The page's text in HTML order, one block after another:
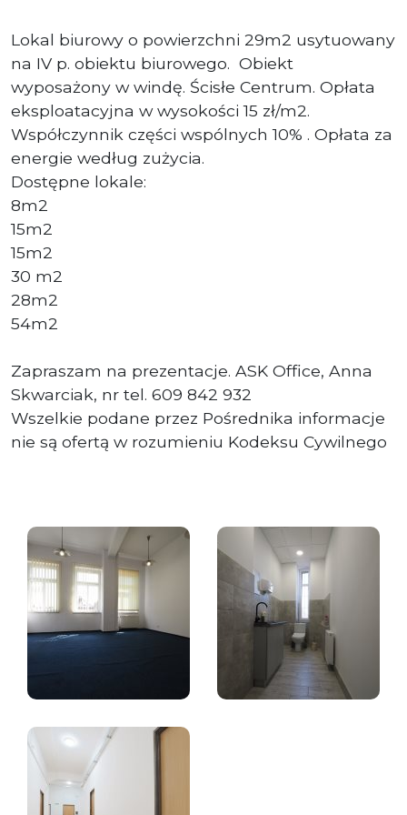
Lokal biurowy o powierzchni 29m2 usytuowany
na IV p. obiektu biurowego. Obiekt
wyposażony w windę. Ścisłe Centrum. Opłata
eksploatacyjna w wysokości 15 zł/m2.
Współczynnik części wspólnych 10% . Opłata za
energie według zużycia.
Dostępne lokale:
8m2
15m2
15m2
30 m2
28m2
54m2
Zapraszam na prezentacje. ASK Office, Anna
Skwarciak, nr tel. 609 842 932
Wszelkie podane przez Pośrednika informacje
nie są ofertą w rozumieniu Kodeksu Cywilnego